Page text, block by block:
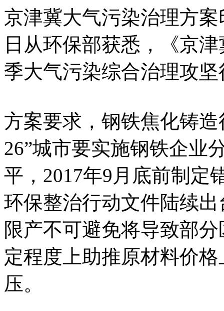
京津冀大气污染治理方
日从环保部获悉，《京
季大气污染综合治理攻
方案要求，钢铁焦化铸
26”城市要实施钢铁企业
平，2017年9月底前制定
环保整治行动文件陆续
限产不可避免将导致部
定程度上助推原材料价
压。